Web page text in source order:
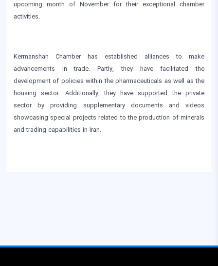
upcoming month of November for their exceptional chamber
activities.
Kermanshah Chamber has established alliances to make
advancements in trade. Partly, they have facilitated the
development of policies within the pharmaceuticals as well as the
housing sector. Additionally, they have supported the private
sector by providing supplementary documents and videos
showcasing special projects related to the production of minerals
and trading capabilities in Iran.